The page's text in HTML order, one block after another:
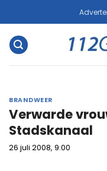
naar
inhoud
BRANDWEER
Verwarde
Stadskanaal
26 juli 2008, 9:00